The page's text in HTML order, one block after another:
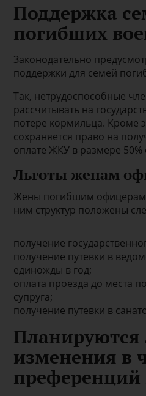
Поддержка
погибших
Законодательно
поддержки для семей
Так, нетрудоспособные
рассчитывать на
потере кормильца. Кроме
сохраняется право на
оплате ЖКУ в размере 50%
Льготы женам
Жены погибшим офицерам
ним структур положены
получение
получение путевки в
единожды в год;
оплата проезда до места
супруга;
получение путевки в
Планируются
изменения в
преференций